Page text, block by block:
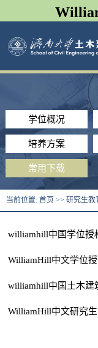
学位概况
培养方案
常用下载
当前位置: 首页 >> 研究生教